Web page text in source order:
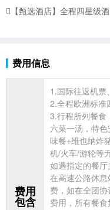
【甄选酒店】全程四星级
费用信息
费用
包含
1.国际往返机票
2.全程欧洲标准
3.行程所列餐食
六菜一汤，特色
味餐+维也纳炸
机/火车/游轮等
如遇指定的餐
在高速公路休
费，如在全团
费用，所有餐